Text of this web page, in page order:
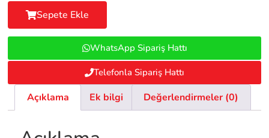
Sepete Ekle
WhatsApp Sipariş Hattı
Telefonla Sipariş Hattı
Açıklama Ek bilgi Değerlendirmeler (0)